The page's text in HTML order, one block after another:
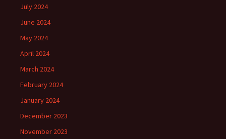
July 2024
June 2024
May 2024
April 2024
March 2024
February 2024
January 2024
December 2023
November 2023